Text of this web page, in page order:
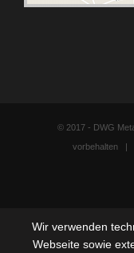
© 2017 - DWG
vorbehalten |
Wir verwenden
Webseite sowie